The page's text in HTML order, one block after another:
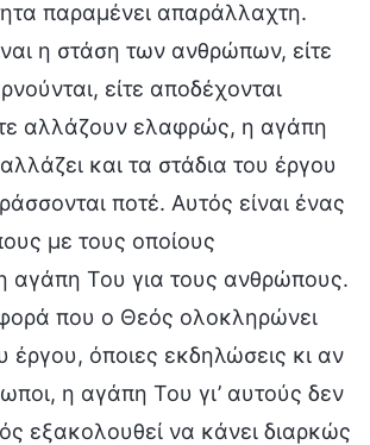
παραμένει απαράλλαχτη.
η στάση των ανθρώπων, είτε
είτε αποδέχονται
αλλάζουν ελαφρώς, η αγάπη
και τα στάδια του έργου
ποτέ. Αυτός είναι ένας
με τους οποίους
αγάπη Του για τους ανθρώπους.
που ο Θεός ολοκληρώνει
έργου, όποιες εκδηλώσεις κι αν
η αγάπη Του γι’ αυτούς δεν
εξακολουθεί να κάνει διαρκώς